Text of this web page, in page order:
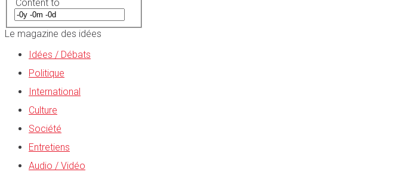
Content to
Le magazine des idées
Idées / Débats
Politique
International
Culture
Société
Entretiens
Audio / Vidéo